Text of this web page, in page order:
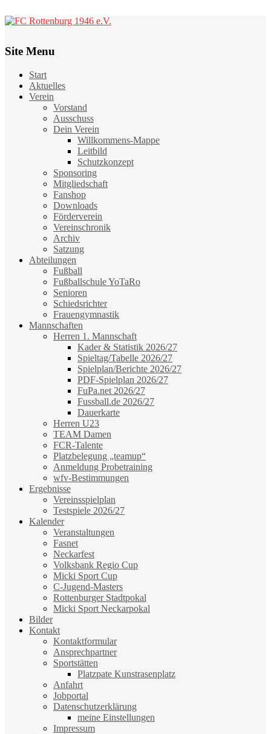
Site Menu
Start
Aktuelles
Verein
Vorstand
Ausschuss
Dein Verein
Willkommens-Mappe
Leitbild
Schutzkonzept
Sponsoring
Mitgliedschaft
Fanshop
Downloads
Förderverein
Vereinschronik
Archiv
Satzung
Abteilungen
Fußball
Fußballschule YoTaRo
Senioren
Schiedsrichter
Frauengymnastik
Mannschaften
Herren 1. Mannschaft
Kader & Statistik 2026/27
Spieltag/Tabelle 2026/27
Spielplan/Berichte 2026/27
PDF-Spielplan 2026/27
FuPa.net 2026/27
Fussball.de 2026/27
Dauerkarte
Herren U23
TEAM Damen
FCR-Talente
Platzbelegung „teamup“
Anmeldung Probetraining
wfv-Bestimmungen
Ergebnisse
Vereinsspielplan
Testspiele 2026/27
Kalender
Veranstaltungen
Fasnet
Neckarfest
Volksbank Regio Cup
Micki Sport Cup
C-Jugend-Masters
Rottenburger Stadtpokal
Micki Sport Neckarpokal
Bilder
Kontakt
Kontaktformular
Ansprechpartner
Sportstätten
Platzpate Kunstrasenplatz
Anfahrt
Jobportal
Datenschutzerklärung
meine Einstellungen
Impressum